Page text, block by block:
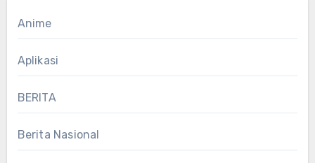
Anime
Aplikasi
BERITA
Berita Nasional